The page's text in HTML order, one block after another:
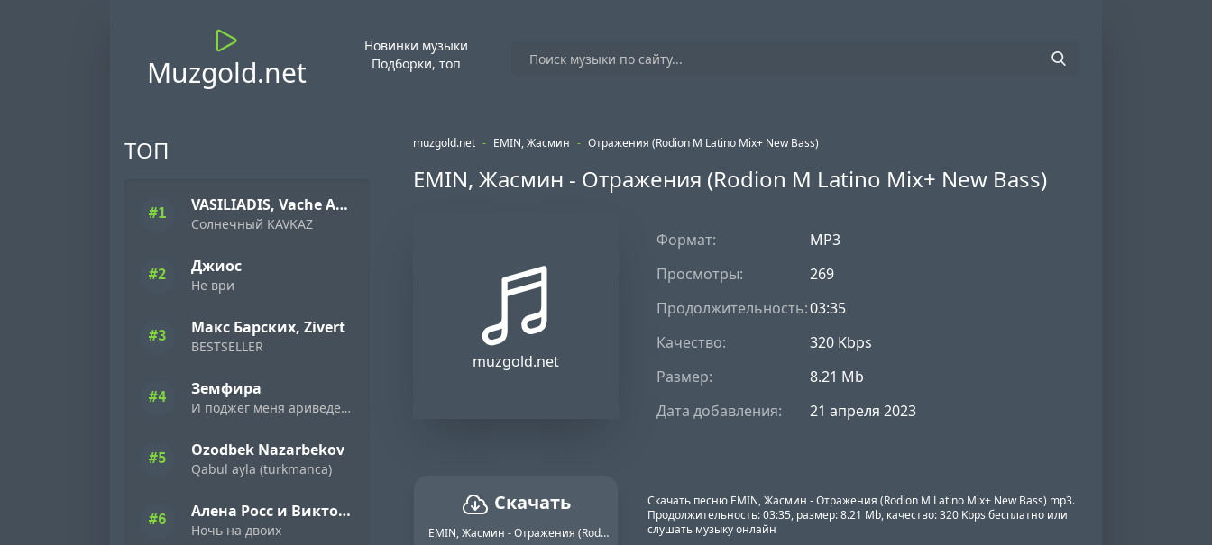
Muzgold.net
Новинки музыки
Подборки, топ
ТОП
#1 VASILIADIS, Vache Amaryan
Солнечный KAVKAZ
#2 Джиос
Не ври
#3 Макс Барских, Zivert
BESTSELLER
#4 Земфира
И поджег меня ариведерчи
#5 Ozodbek Nazarbekov
Qabul ayla (turkmanca)
#6 Алена Росс и Виктор Могилатов
Ночь на двоих
muzgold.net - EMIN, Жасмин - Отражения (Rodion M Latino Mix+ New Bass)
EMIN, Жасмин - Отражения (Rodion M Latino Mix+ New Bass)
muzgold.net
Формат:
MP3
Просмотры:
269
Продолжительность:03:35
Качество:
320 Kbps
Размер:
8.21 Mb
Дата добавления:
21 апреля 2023
Скачать
EMIN, Жасмин - Отражения (Rodion M Latino Mix+ New Bass)
Скачать песню EMIN, Жасмин - Отражения (Rodion M Latino Mix+ New Bass) mp3.
Продолжительность: 03:35, размер: 8.21 Mb, качество: 320 Kbps бесплатно или
слушать музыку онлайн